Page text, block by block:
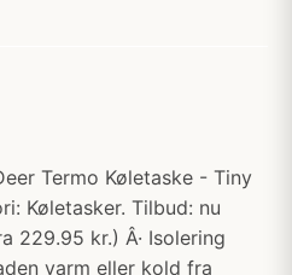
Termo Køletaske - Tiny
Køletasker. Tilbud: nu
229.95 kr.) Â· Isolering
varm eller kold fra